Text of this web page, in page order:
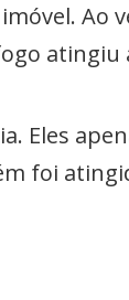
Ao
atingiu
Eles
foi